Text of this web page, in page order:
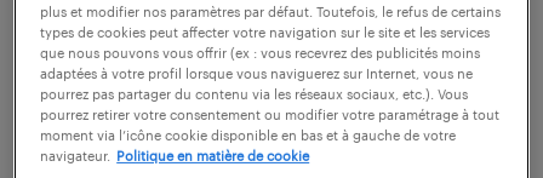
toulon, var
intérim
40 000 € par année
publié le 12 mars 2026
plus et modifier nos paramètres par défaut. Toutefois, le refus de certains
types de cookies peut affecter votre navigation sur le site et les services
que nous pouvons vous offrir (ex : vous recevrez des publicités moins
adaptées à votre profil lorsque vous naviguerez sur Internet, vous ne
pourrez pas partager du contenu via les réseaux sociaux, etc.). Vous
pourrez retirer votre consentement ou modifier votre paramétrage à tout
moment via l’icône cookie disponible en bas et à gauche de votre
navigateur.
Politique en matière de cookie